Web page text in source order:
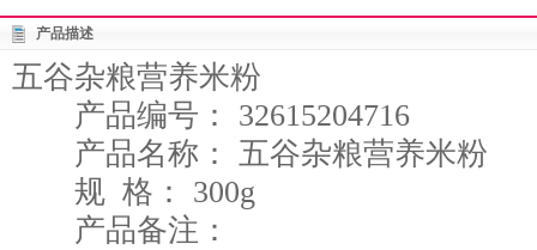
产品描述
五谷杂粮营养米粉
产品编号： 32615204716
产品名称： 五谷杂粮营养米粉
规 格： 300g
产品备注：